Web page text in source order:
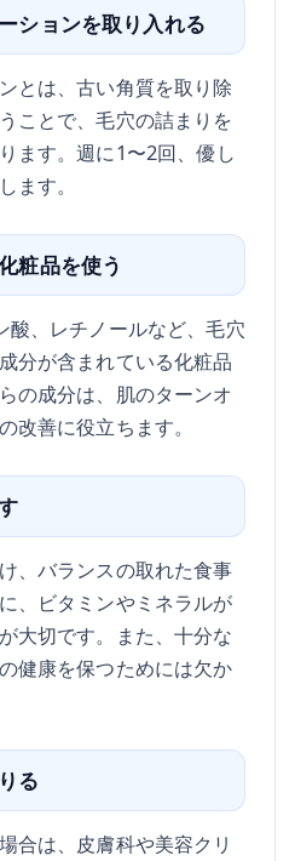
ションを取り入れる
とは、古い角質を取り除
ことで、毛穴の詰まりを
ます。週に1〜2回、優し
ます。
粧品を使う
酸、レチノールなど、毛穴
分が含まれている化粧品
の成分は、肌のターンオ
改善に役立ちます。
、バランスの取れた食事
、ビタミンやミネラルが
大切です。また、十分な
健康を保つためには欠か
る
合は、皮膚科や美容クリ